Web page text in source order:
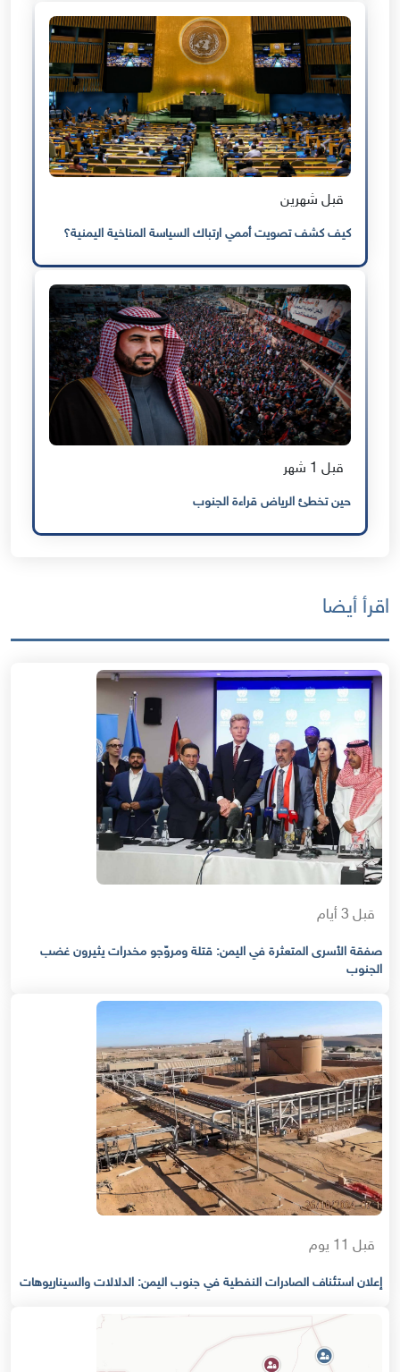
قبل شهرين
كيف كشف تصويت أممي ارتباك السياسة المناخية اليمنية؟
قبل 1 شهر
حين تخطئ الرياض قراءة الجنوب
اقرأ أيضا
قبل 3 أيام
صفقة الأسرى المتعثرة في اليمن: قتلة ومروّجو مخدرات يثيرون غضب
الجنوب
قبل 11 يوم
إعلان استئناف الصادرات النفطية في جنوب اليمن: الدلالات والسيناريوهات